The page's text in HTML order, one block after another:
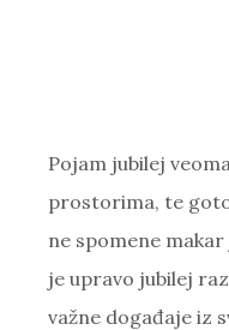
Pojam jubilej
prostorima, te
ne spomene
je upravo jubilej
važne događaje iz